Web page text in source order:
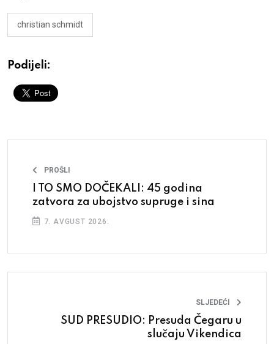
christian schmidt
Podijeli:
PROŠLI
I TO SMO DOČEKALI: 45 godina
zatvora za ubojstvo supruge i sina
7. AVGUST 2026.
SLJEDEĆI
SUD PRESUDIO: Presuda Čegaru u
slučaju Vikendica